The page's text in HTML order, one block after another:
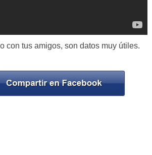
con tus amigos, son datos muy útiles.